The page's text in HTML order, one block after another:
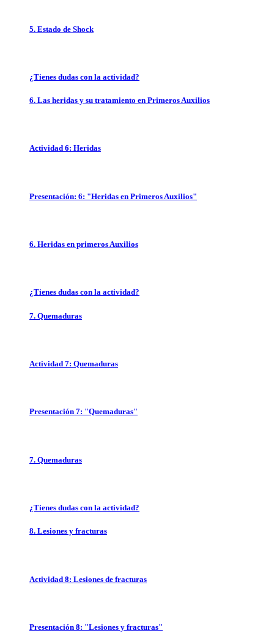
5. Estado de Shock
¿Tienes dudas con la actividad?
6. Las heridas y su tratamiento en Primeros Auxilios
Actividad 6: Heridas
Presentación: 6: "Heridas en Primeros Auxilios"
6. Heridas en primeros Auxilios
¿Tienes dudas con la actividad?
7. Quemaduras
Actividad 7: Quemaduras
Presentación 7: "Quemaduras"
7. Quemaduras
¿Tienes dudas con la actividad?
8. Lesiones y fracturas
Actividad 8: Lesiones de fracturas
Presentación 8: "Lesiones y fracturas"